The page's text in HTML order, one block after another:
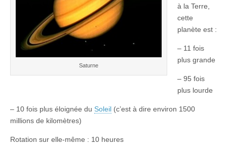
Saturne
à la Terre,
cette
planète est :
– 11 fois
plus grande
– 95 fois
plus lourde
– 10 fois plus éloignée du Soleil (c’est à dire environ 1500
millions de kilomètres)
Rotation sur elle-même : 10 heures